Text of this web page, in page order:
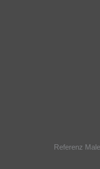
Referenz